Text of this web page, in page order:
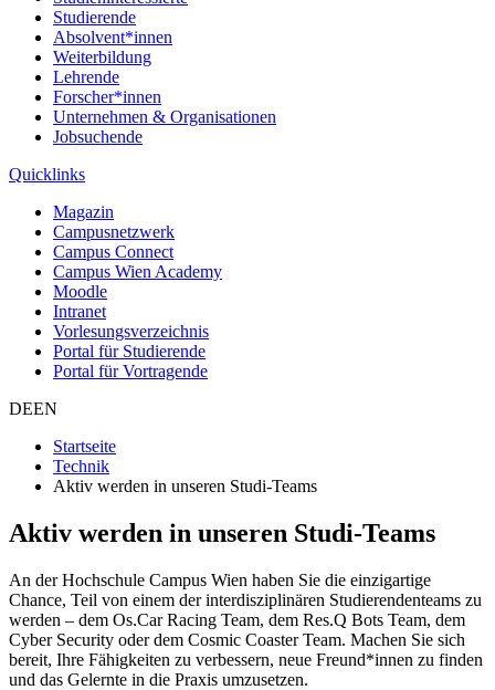
Studierende
Absolvent*innen
Weiterbildung
Lehrende
Forscher*innen
Unternehmen & Organisationen
Jobsuchende
Quicklinks
Magazin
Campusnetzwerk
Campus Connect
Campus Wien Academy
Moodle
Intranet
Vorlesungsverzeichnis
Portal für Studierende
Portal für Vortragende
DEEN
Startseite
Technik
Aktiv werden in unseren Studi-Teams
Aktiv werden in unseren Studi-Teams
An der Hochschule Campus Wien haben Sie die einzigartige
Chance, Teil von einem der interdisziplinären Studierendenteams zu
werden – dem Os.Car Racing Team, dem Res.Q Bots Team, dem
Cyber Security oder dem Cosmic Coaster Team. Machen Sie sich
bereit, Ihre Fähigkeiten zu verbessern, neue Freund*innen zu finden
und das Gelernte in die Praxis umzusetzen.